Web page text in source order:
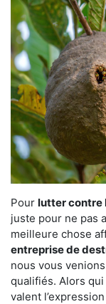
Pour lutter contre
juste pour ne pas
meilleure chose
entreprise de
nous vous
qualifiés. Alors qui
valent